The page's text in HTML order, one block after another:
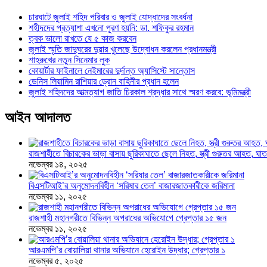
চারঘাটে জুলাই শহিদ পরিবার ও জুলাই যোদ্ধাদের সংবর্ধনা
শহীদদের প্রত্যাশা এখনো পূরণ হয়নি: ডা. শফিকুর রহমান
ত্বক ভালো রাখতে যে ৫ কাজ করবেন
জুলাই স্মৃতি জাদুঘরের দুয়ার খুলেছে উদ্বোধন করলেন প্রধানমন্ত্রী
শাহরুখের নতুন সিনেমার লুক
কোয়ার্টার ফাইনালে নেইমারের দুর্দান্ত অ্যাসিস্টে সান্তোস
ডেনিস লিয়ামিন রাশিয়ার ড্রোন বাহিনীর প্রধান হলেন
জুলাই শহিদদের আত্মত্যাগ জাতি চিরকাল শ্রদ্ধার সাথে স্মরণ করবে: ভূমিমন্ত্রী
আইন আদালত
রাজশাহীতে বিচারকের ভাড়া বাসায় ছুরিকাঘাতে ছেলে নিহত, স্ত্রী গুরুতর আহত,
নভেম্বর ১৪, ২০২৫
বিএসটিআই’র অনুমোদনবিহীন ‘সরিষার তেল’ বাজারজাতকারীকে জরিমানা
নভেম্বর ১১, ২০২৫
রাজশাহী মহানগরীতে বিভিন্ন অপরাধের অভিযোগে গ্রেপ্তার ১৫ জন
নভেম্বর ১১, ২০২৫
আরএমপি’র বোয়ালিয়া থানার অভিযানে হেরোইন উদ্ধার; গ্রেপ্তার ১
নভেম্বর ৫, ২০২৫